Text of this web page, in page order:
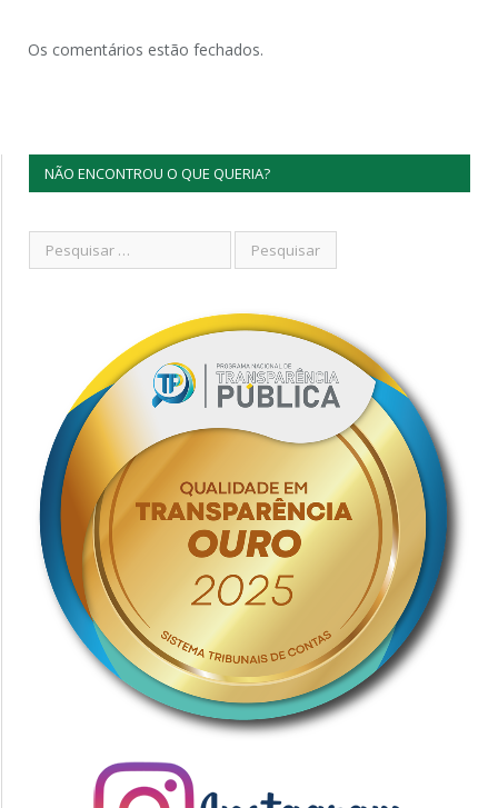
Os comentários estão fechados.
NÃO ENCONTROU O QUE QUERIA?